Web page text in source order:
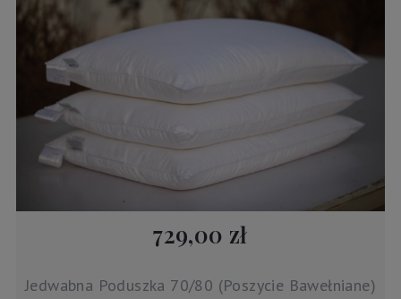
729,00 zł
Jedwabna Poduszka 70/80 (Poszycie Bawełniane)